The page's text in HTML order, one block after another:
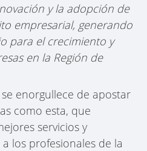
y la adopción de
empresarial, generando
para el crecimiento y
en la Región de
se enorgullece de apostar
como esta, que
servicios y
los profesionales de la